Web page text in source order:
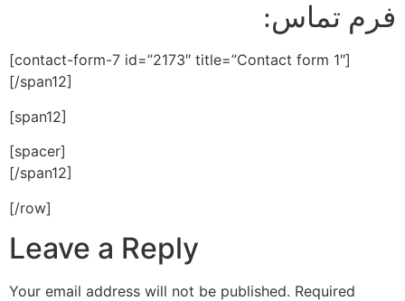
:فرم تماس
[contact-form-7 id=”2173″ title=”Contact form 1″]
[/span12]
[span12]
[spacer]
[/span12]
[/row]
Leave a Reply
Your email address will not be published. Required